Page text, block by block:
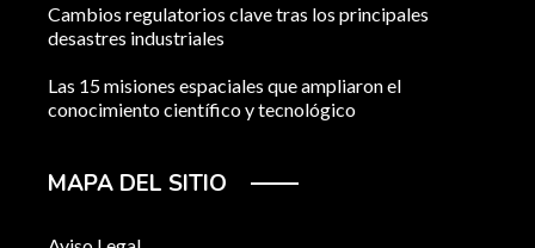
Cambios regulatorios clave tras los principales
desastres industriales
Las 15 misiones espaciales que ampliaron el
conocimiento científico y tecnológico
MAPA DEL SITIO